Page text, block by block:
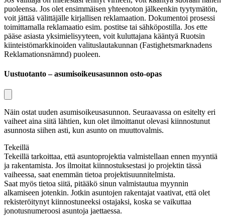
puoleensa. Jos olet ensimmäisen yhteenoton jälkeenkin tyytymätön,
voit jättää välittäjälle kirjallisen reklamaation. Dokumentoi prosessi
toimittamalla reklamaatio esim. postitse tai sähköpostilla. Jos ette
pääse asiasta yksimielisyyteen, voit kuluttajana kääntyä Ruotsin
kiinteistömarkkinoiden valituslautakunnan (Fastighetsmarknadens
Reklamationsnämnd) puoleen.
Uustuotanto – asumisoikeusasunnon osto-opas
Näin ostat uuden asumisoikeusasunnon. Seuraavassa on esitelty eri
vaiheet aina siitä lähtien, kun olet ilmoittanut olevasi kiinnostunut
asunnosta siihen asti, kun asunto on muuttovalmis.
Tekeillä
Tekeillä tarkoittaa, että asuntoprojektia valmistellaan ennen myyntiä
ja rakentamista. Jos ilmoitat kiinnostuksestasi jo projektin tässä
vaiheessa, saat enemmän tietoa projektisuunnitelmista.
Saat myös tietoa siitä, pitääkö sinun valmistautua myynnin
alkamiseen jotenkin. Jotkin asuntojen rakentajat vaativat, että olet
rekisteröitynyt kiinnostuneeksi ostajaksi, koska se vaikuttaa
jonotusnumeroosi asuntoja jaettaessa.